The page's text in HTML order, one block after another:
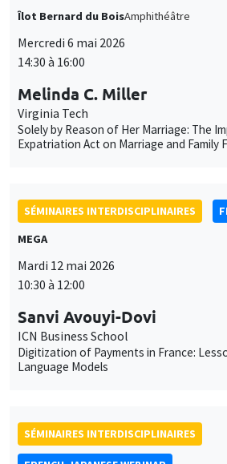
Mardi 12 mai 2026
Sanvi Avouyi-Dovi
Digitization of Payments in France:
Language Models
FRENCH-JAPANESE WEBINAR
Vendredi 22 mai 2026
10:00 à 11:00
Nan Liu
Yokohama National University
What determines firms' predicted
evidence from Japanese firm survey data
À DISTANCE
SÉMINAIRES INTERDISCIPLINAIRES